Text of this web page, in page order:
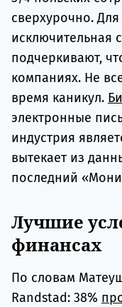
сверхурочно.
исключительная
подчеркивают,
компаниях. Не
время каникул.
электронные
индустрия
вытекает из
последний
Лучшие
финансах
По словам
Randstad: 38%